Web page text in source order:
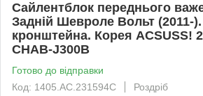
Сайлентблок переднього
Задній Шевроле Вольт (2011-
кронштейна. Корея ACSUSS!
CHAB-J300B
Готово до відправки
Код: 1405.AC.231594C
Роздріб